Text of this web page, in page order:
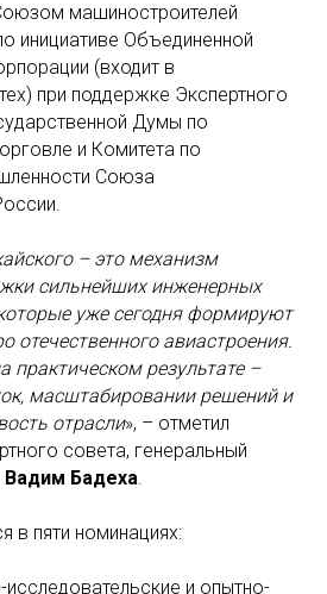
машиностроителей
инициативе Объединенной
(входит в
при поддержке Экспертного
Думы по
и Комитета по
Союза
– это механизм
сильнейших инженерных
уже сегодня формируют
отечественного авиастроения.
практическом результате –
масштабировании решений и
отрасли», – отметил
совета, генеральный
Вадим Бадеха.
в пяти номинациях:
исследовательские и опытно-